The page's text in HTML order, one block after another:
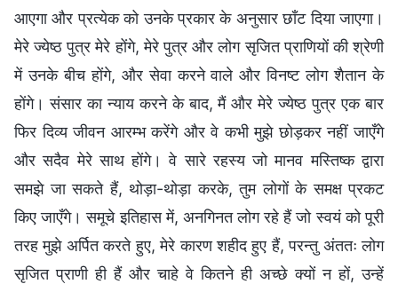
आएगा और प्रत्येक को उनके प्रकार के अनुसार छाँट दिया जाएगा।
मेरे ज्येष्ठ पुत्र मेरे होंगे, मेरे पुत्र और लोग सृजित प्राणियों की श्रेणी
में उनके बीच होंगे, और सेवा करने वाले और विनष्ट लोग शैतान के
होंगे। संसार का न्याय करने के बाद, मैं और मेरे ज्येष्ठ पुत्र एक बार
फिर दिव्य जीवन आरम्भ करेंगे और वे कभी मुझे छोड़कर नहीं जाएँगे
और सदैव मेरे साथ होंगे। वे सारे रहस्य जो मानव मस्तिष्क द्वारा
समझे जा सकते हैं, थोड़ा-थोड़ा करके, तुम लोगों के समक्ष प्रकट
किए जाएँगे। समूचे इतिहास में, अनगिनत लोग रहे हैं जो स्वयं को पूरी
तरह मुझे अर्पित करते हुए, मेरे कारण शहीद हुए हैं, परन्तु अंततः लोग
सृजित प्राणी ही हैं और चाहे वे कितने ही अच्छे क्यों न हों, उन्हें